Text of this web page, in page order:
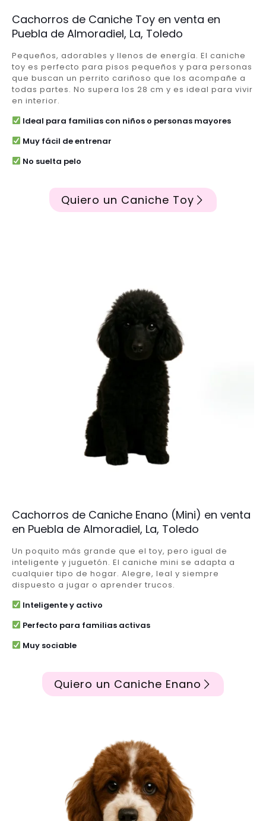
Cachorros de Caniche Toy en venta en
Puebla de Almoradiel, La, Toledo
Pequeños, adorables y llenos de energía. El caniche
toy es perfecto para pisos pequeños y para personas
que buscan un perrito cariñoso que los acompañe a
todas partes. No supera los 28 cm y es ideal para vivir
en interior.
Ideal para familias con niños o personas mayores
Muy fácil de entrenar
No suelta pelo
Quiero un Caniche Toy
Cachorros de Caniche Enano (Mini) en venta
en Puebla de Almoradiel, La, Toledo
Un poquito más grande que el toy, pero igual de
inteligente y juguetón. El caniche mini se adapta a
cualquier tipo de hogar. Alegre, leal y siempre
dispuesto a jugar o aprender trucos.
Inteligente y activo
Perfecto para familias activas
Muy sociable
Quiero un Caniche Enano